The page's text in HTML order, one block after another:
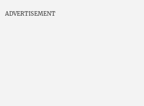
ADVERTISEMENT